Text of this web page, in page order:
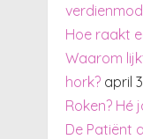
Hoe raakt
Waarom
hork? april
Roken? Hé
De Patiënt